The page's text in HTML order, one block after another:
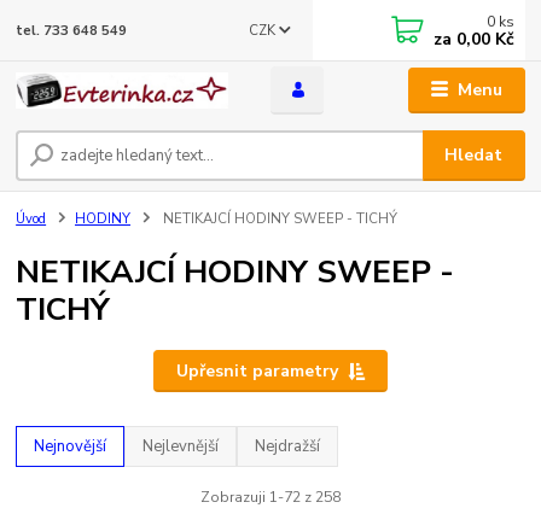
Menu
CZK
Hledat
tel. 733 648 549 0 ks
za 0,00 Kč
Úvod HODINY NETIKAJCÍ HODINY SWEEP - TICHÝ
NETIKAJCÍ HODINY SWEEP -
TICHÝ
Upřesnit parametry
Nejnovější Nejlevnější Nejdražší
Zobrazuji 1-72 z 258